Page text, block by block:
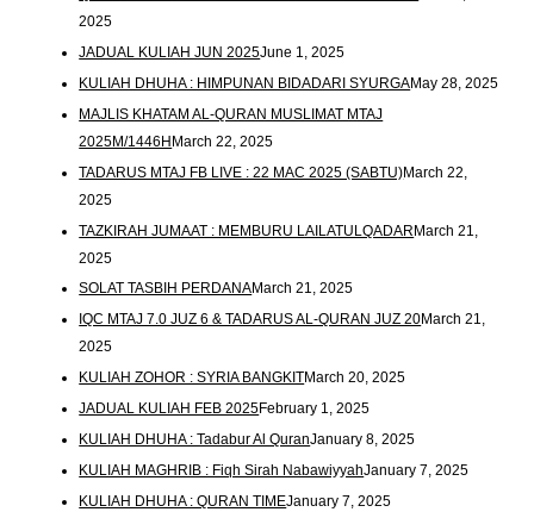
2025
JADUAL KULIAH JUN 2025June 1, 2025
KULIAH DHUHA : HIMPUNAN BIDADARI SYURGAMay 28, 2025
MAJLIS KHATAM AL-QURAN MUSLIMAT MTAJ
2025M/1446HMarch 22, 2025
TADARUS MTAJ FB LIVE : 22 MAC 2025 (SABTU)March 22,
2025
TAZKIRAH JUMAAT : MEMBURU LAILATULQADARMarch 21,
2025
SOLAT TASBIH PERDANAMarch 21, 2025
IQC MTAJ 7.0 JUZ 6 & TADARUS AL-QURAN JUZ 20March 21,
2025
KULIAH ZOHOR : SYRIA BANGKITMarch 20, 2025
JADUAL KULIAH FEB 2025February 1, 2025
KULIAH DHUHA : Tadabur Al QuranJanuary 8, 2025
KULIAH MAGHRIB : Fiqh Sirah NabawiyyahJanuary 7, 2025
KULIAH DHUHA : QURAN TIMEJanuary 7, 2025